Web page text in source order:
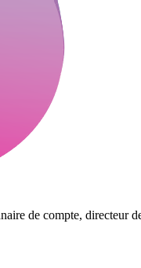
de compte, directeur